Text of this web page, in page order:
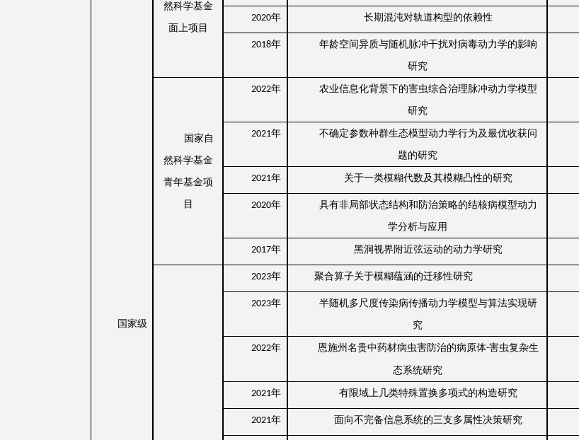
国家级
然科学基金
面上项目
2020年 长期混沌对轨道构型的依赖性
2018年 年龄空间异质与随机脉冲干扰对病毒动力学的影响
研究
国家自
然科学基金
青年基金项
目
2022年 农业信息化背景下的害虫综合治理脉冲动力学模型
研究
2021年 不确定参数种群生态模型动力学行为及最优收获问
题的研究
2021年 关于一类模糊代数及其模糊凸性的研究
2020年 具有非局部状态结构和防治策略的结核病模型动力
学分析与应用
2017年 黑洞视界附近弦运动的动力学研究
2023年 聚合算子关于模糊蕴涵的迁移性研究
2023年 半随机多尺度传染病传播动力学模型与算法实现研
究
2022年 恩施州名贵中药材病虫害防治的病原体-害虫复杂生
态系统研究
2021年 有限域上几类特殊置换多项式的构造研究
2021年 面向不完备信息系统的三支多属性决策研究